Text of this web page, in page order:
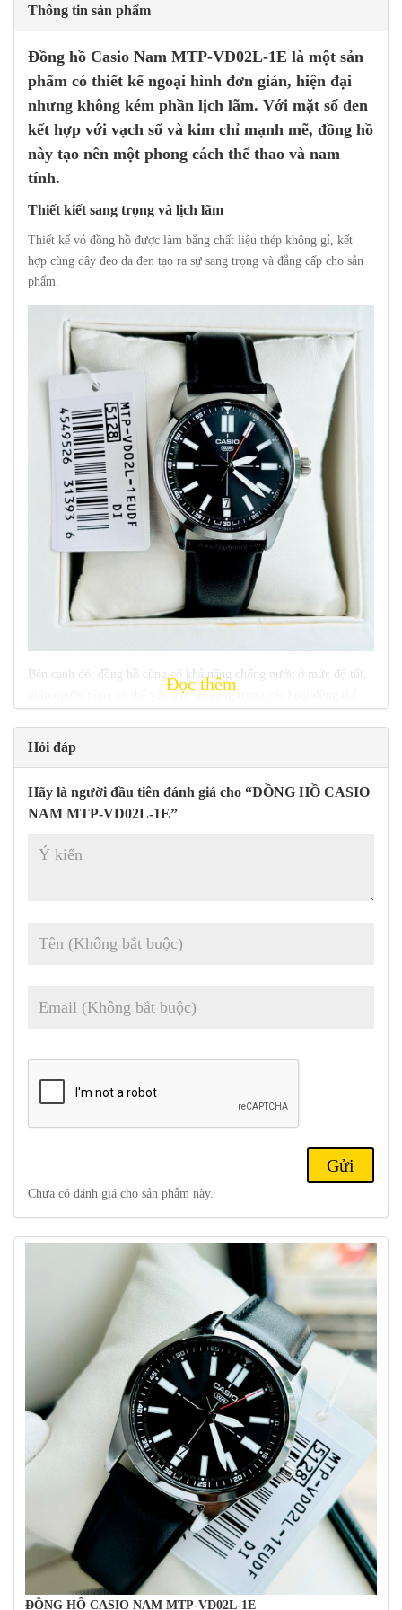
Thông tin sản phẩm
Đồng hồ Casio Nam MTP-VD02L-1E là một sản
phẩm có thiết kế ngoại hình đơn giản, hiện đại
nhưng không kém phần lịch lãm. Với mặt số đen
kết hợp với vạch số và kim chỉ mạnh mẽ, đồng hồ
này tạo nên một phong cách thể thao và nam
tính.
Thiết kiết sang trọng và lịch lãm
Thiết kế vỏ đồng hồ được làm bằng chất liệu thép không gỉ, kết
hợp cùng dây đeo da đen tạo ra sự sang trọng và đẳng cấp cho sản
phẩm.
Bên cạnh đó, đồng hồ cũng có khả năng chống nước ở mức độ tốt,
giúp người dùng có thể yên tâm sử dụng trong các hoạt động thể
Mặt khác, đồng hồ còn được trang bị các tính năng như đồng hồ
bấm giờ, hiển thị ngày giờ, giúp người dùng có thể quản lý thời
Với thiết kế đơn giản, tinh tế và chức năng đầy đủ, đồng
hồ Casio nam MTP-VD02L-1E là một lựa chọn tuyệt vời
cho những người đàn ông yêu thích phong cách thể thao,
Đọc thêm
Hỏi đáp
Hãy là người đầu tiên đánh giá cho “ĐỒNG HỒ CASIO
NAM MTP-VD02L-1E”
Chưa có đánh giá cho sản phẩm này.
ĐỒNG HỒ CASIO NAM MTP-VD02L-1E